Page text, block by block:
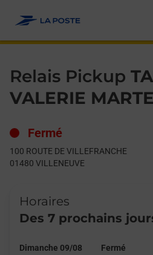
Relais Pickup
VALERIE
Fermé
100 ROUTE DE VILLEFRANCHE
01480 VILLENEUVE
Horaires
Des 7 prochains
Dimanche 09/08
Fermé